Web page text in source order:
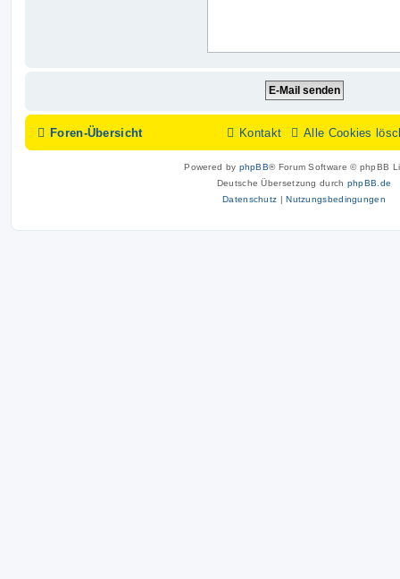
Foren-Übersicht Alle Cookies
Kontakt
Powered by phpBB® Forum Software © phpBB
Deutsche Übersetzung durch phpBB.de
Datenschutz |Nutzungsbedingungen